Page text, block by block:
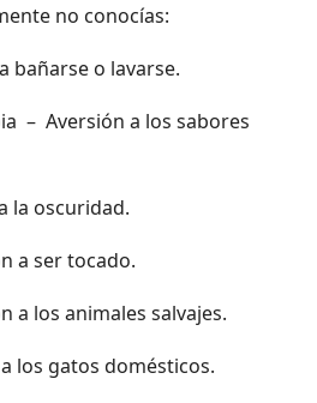
no conocías:
bañarse o lavarse.
– Aversión a los sabores
la oscuridad.
a ser tocado.
a los animales salvajes.
los gatos domésticos.